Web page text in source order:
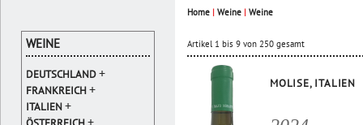
Home | Weine | Weine
Artikel 1 bis 9 von 250 gesamt
MOLISE, ITALIEN
WEINE
DEUTSCHLAND+
FRANKREICH+
ITALIEN+
+